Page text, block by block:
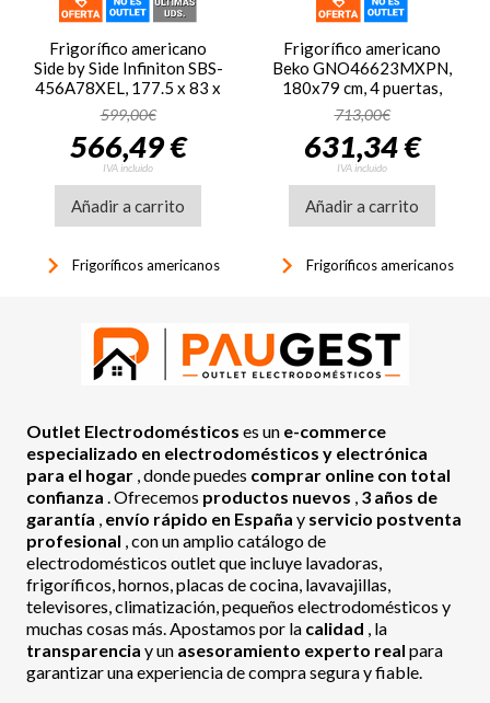
Frigorífico americano
Side by Side Infiniton SBS-
456A78XEL, 177.5 x 83 x
58 cm, No Frost, clase E,
278 kWh/año, 40dB, 410
litros, Inverter, cajón
Fresh Zone, luz LED, inox
antihuellas
599,00€
566,49 €
IVA incluido
Añadir a carrito
keyboard_arrow_right Frigoríficos americanos
Frigorífico americano
Beko GNO46623MXPN,
180x79 cm, 4 puertas,
NeoFrost Dual Cooling,
motor inverter, 466 litros,
39dB, clase D, inox
713,00€
631,34 €
IVA incluido
Añadir a carrito
keyboard_arrow_right Frigoríficos americanos
Outlet Electrodomésticos es un e-commerce
especializado en electrodomésticos y electrónica
para el hogar , donde puedes comprar online con total
confianza . Ofrecemos productos nuevos , 3 años de
garantía , envío rápido en España y servicio postventa
profesional , con un amplio catálogo de
electrodomésticos outlet que incluye lavadoras,
frigoríficos, hornos, placas de cocina, lavavajillas,
televisores, climatización, pequeños electrodomésticos y
muchas cosas más. Apostamos por la calidad , la
transparencia y un asesoramiento experto real para
garantizar una experiencia de compra segura y fiable.